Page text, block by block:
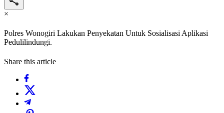
×
Polres Wonogiri Lakukan Penyekatan Untuk Sosialisasi Aplikasi
Pedulilindungi.
Share this article